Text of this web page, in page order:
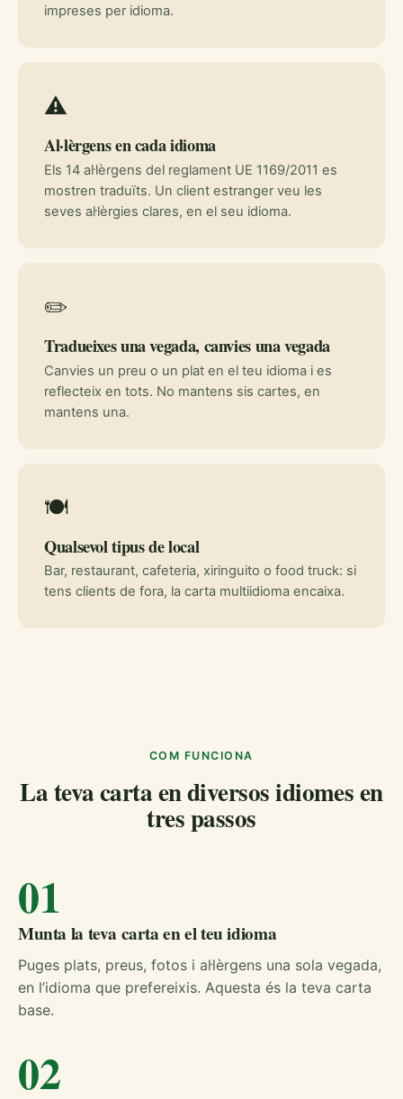
impreses per idioma.
⚠️
Al·lèrgens en cada idioma
Els 14 al·lèrgens del reglament UE 1169/2011 es
mostren traduïts. Un client estranger veu les
seves al·lèrgies clares, en el seu idioma.
✏️
Tradueixes una vegada, canvies una vegada
Canvies un preu o un plat en el teu idioma i es
reflecteix en tots. No mantens sis cartes, en
mantens una.
🍽️
Qualsevol tipus de local
Bar, restaurant, cafeteria, xiringuito o food truck: si
tens clients de fora, la carta multiidioma encaixa.
COM FUNCIONA
La teva carta en diversos idiomes en
tres passos
01
Munta la teva carta en el teu idioma
Puges plats, preus, fotos i al·lèrgens una sola vegada,
en l’idioma que prefereixis. Aquesta és la teva carta
base.
02